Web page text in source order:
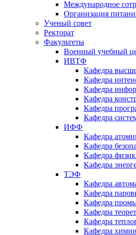
Международное
Организация
Ученый совет
Ректорат
Факультеты
Военный учебный
ИВТФ
Кафедра
Кафедра
Кафедра
Кафедра
Кафедра
Кафедра
ИФФ
Кафедра
Кафедра
Кафедра
Кафедра
ТЭФ
Кафедра
Кафедра
Кафедра
Кафедра
Кафедра
Кафедра